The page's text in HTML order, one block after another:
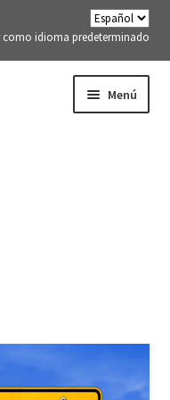
como idioma predeterminado
Menú